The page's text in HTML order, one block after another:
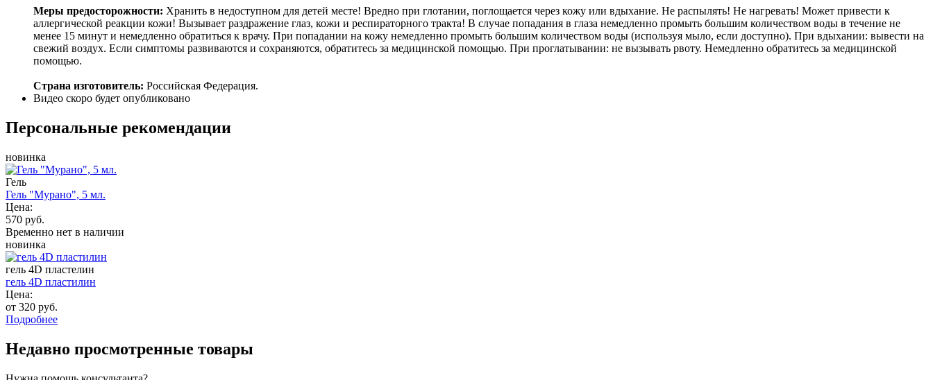
Меры предосторожности: Хранить в недоступном для детей месте! Вредно при глотании, поглощается через кожу или вдыхание. Не распылять! Не нагревать! Может привести к
аллергической реакции кожи! Вызывает раздражение глаз, кожи и респираторного тракта! В случае попадания в глаза немедленно промыть большим количеством воды в течение не
менее 15 минут и немедленно обратиться к врачу. При попадании на кожу немедленно промыть большим количеством воды (используя мыло, если доступно). При вдыхании: вывести на
свежий воздух. Если симптомы развиваются и сохраняются, обратитесь за медицинской помощью. При проглатывании: не вызывать рвоту. Немедленно обратитесь за медицинской
помощью.
Страна изготовитель: Российская Федерация.
Видео скоро будет опубликовано
Персональные рекомендации
новинка
Гель
Гель "Мурано", 5 мл.
Цена:
570 руб.
Временно нет в наличии
новинка
гель 4D пластелин
гель 4D пластилин
Цена:
от 320 руб.
Подробнее
Недавно просмотренные товары